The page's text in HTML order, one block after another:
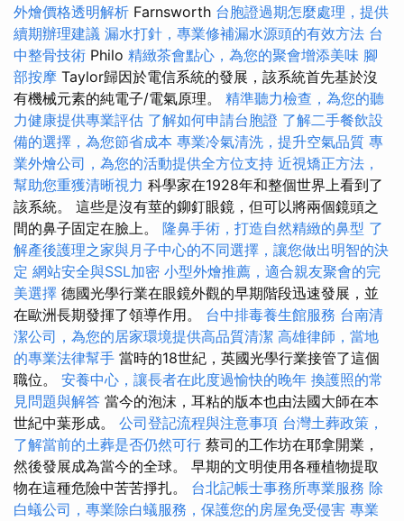
外燴價格透明解析 Farnsworth 台胞證過期怎麼處理，提供
續期辦理建議 漏水打針，專業修補漏水源頭的有效方法 台
中整骨技術 Philo 精緻茶會點心，為您的聚會增添美味 腳
部按摩 Taylor歸因於電信系統的發展，該系統首先基於沒
有機械元素的純電子/電氣原理。 精準聽力檢查，為您的聽
力健康提供專業評估 了解如何申請台胞證 了解二手餐飲設
備的選擇，為您節省成本 專業冷氣清洗，提升空氣品質 專
業外燴公司，為您的活動提供全方位支持 近視矯正方法，
幫助您重獲清晰視力 科學家在1928年和整個世界上看到了
該系統。 這些是沒有莖的鉚釘眼鏡，但可以將兩個鏡頭之
間的鼻子固定在臉上。 隆鼻手術，打造自然精緻的鼻型 了
解產後護理之家與月子中心的不同選擇，讓您做出明智的決
定 網站安全與SSL加密 小型外燴推薦，適合親友聚會的完
美選擇 德國光學行業在眼鏡外觀的早期階段迅速發展，並
在歐洲長期發揮了領導作用。 台中排毒養生館服務 台南清
潔公司，為您的居家環境提供高品質清潔 高雄律師，當地
的專業法律幫手 當時的18世紀，英國光學行業接管了這個
職位。 安養中心，讓長者在此度過愉快的晚年 換護照的常
見問題與解答 當今的泡沫，耳粘的版本也由法國大師在本
世紀中葉形成。 公司登記流程與注意事項 台灣土葬政策，
了解當前的土葬是否仍然可行 蔡司的工作坊在耶拿開業，
然後發展成為當今的全球。 早期的文明使用各種植物提取
物在這種危險中苦苦掙扎。 台北記帳士事務所專業服務 除
白蟻公司，專業除白蟻服務，保護您的房屋免受侵害 專業